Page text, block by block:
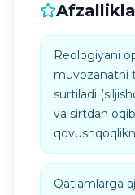
Reologiyani
muvozanatni
surtiladi
va sirtdan
Qatlamlarga